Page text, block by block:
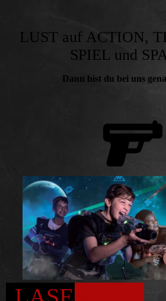
LUST auf ACTION,
SPIEL und
Dann bist du bei uns